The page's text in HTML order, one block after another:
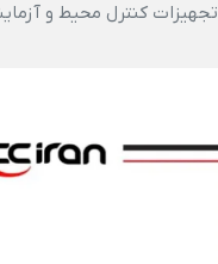
تجهیزات کنترل محیط و